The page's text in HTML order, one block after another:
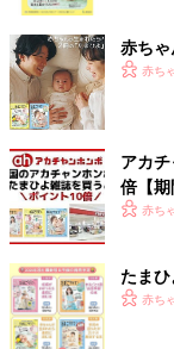
赤ちゃ
赤ち
アカ
倍【期
赤ち
たま
赤ち